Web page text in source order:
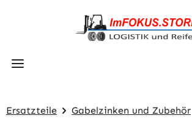
Zum Hauptinhalt springen
Ersatzteile Gabelzinken und Zubehör